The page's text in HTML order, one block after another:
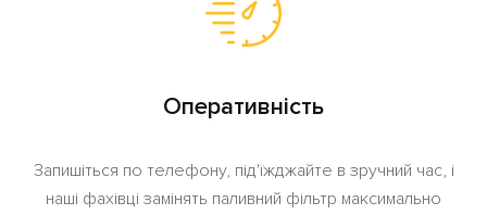
Оперативність
Запишіться по телефону, під'їжджайте в зручний час, і
наші фахівці замінять паливний фільтр максимально